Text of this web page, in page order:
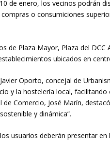
de enero, los vecinos podrán
o consumiciones
de Plaza Mayor, Plaza del DCC
ubicados en
Oporto, concejal de
y la hostelería local,
de Comercio, José Marín,
y dinámica”.
usuarios deberán presentar